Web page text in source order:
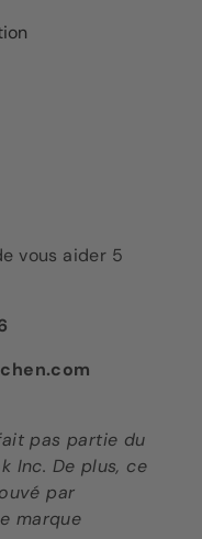
vous aider 5
pas partie du
Inc. De plus, ce
par
marque